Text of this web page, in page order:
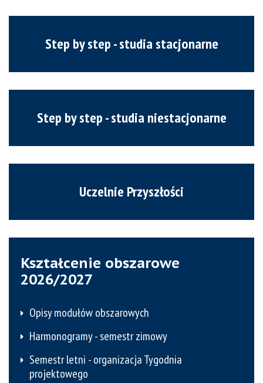
Step by step - studia stacjonarne
Step by step - studia niestacjonarne
Uczelnie Przyszłości
Kształcenie obszarowe
2026/2027
Opisy modułów obszarowych
Harmonogramy - semestr zimowy
Semestr letni - organizacja Tygodnia
projektowego